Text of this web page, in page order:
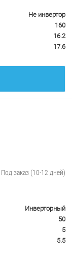
Не инвертор
160
16.2
17.6
Под заказ (10-12 дней)
Инверторный
50
5
5.5